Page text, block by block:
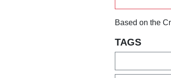
Based on the
TAGS